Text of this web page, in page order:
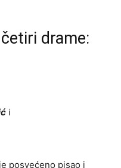
drame:
i
posvećeno pisao i